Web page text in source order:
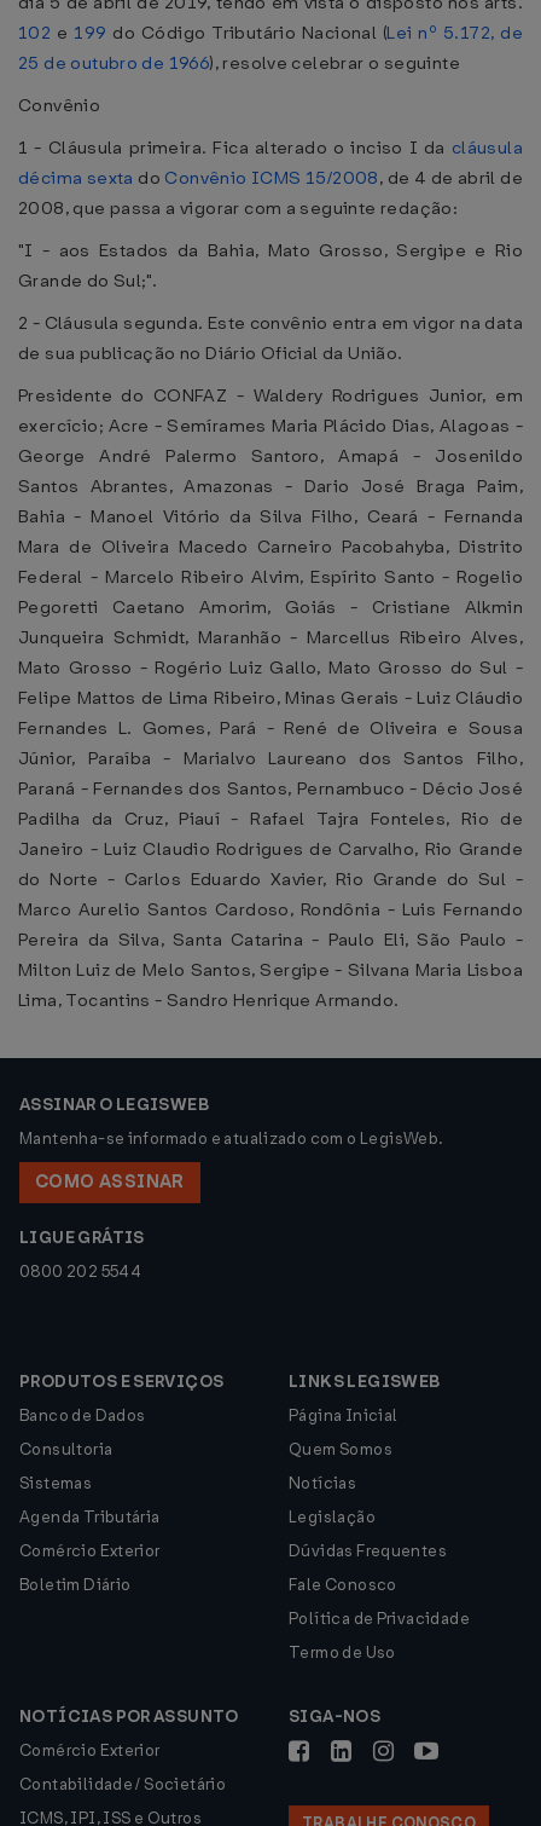
102 e 199 do Código Tributário Nacional (Lei nº 5.172, de
25 de outubro de 1966), resolve celebrar o seguinte
Convênio
1 - Cláusula primeira. Fica alterado o inciso I da cláusula
décima sexta do Convênio ICMS 15/2008, de 4 de abril de
2008, que passa a vigorar com a seguinte redação:
"I - aos Estados da Bahia, Mato Grosso, Sergipe e Rio
Grande do Sul;".
2 - Cláusula segunda. Este convênio entra em vigor na data
de sua publicação no Diário Oficial da União.
Presidente do CONFAZ - Waldery Rodrigues Junior, em
exercício; Acre - Semírames Maria Plácido Dias, Alagoas -
George André Palermo Santoro, Amapá - Josenildo
Santos Abrantes, Amazonas - Dario José Braga Paim,
Bahia - Manoel Vitório da Silva Filho, Ceará - Fernanda
Mara de Oliveira Macedo Carneiro Pacobahyba, Distrito
Federal - Marcelo Ribeiro Alvim, Espírito Santo - Rogelio
Pegoretti Caetano Amorim, Goiás - Cristiane Alkmin
Junqueira Schmidt, Maranhão - Marcellus Ribeiro Alves,
Mato Grosso - Rogério Luiz Gallo, Mato Grosso do Sul -
Felipe Mattos de Lima Ribeiro, Minas Gerais - Luiz Cláudio
Fernandes L. Gomes, Pará - René de Oliveira e Sousa
Júnior, Paraíba - Marialvo Laureano dos Santos Filho,
Paraná - Fernandes dos Santos, Pernambuco - Décio José
Padilha da Cruz, Piauí - Rafael Tajra Fonteles, Rio de
Janeiro - Luiz Claudio Rodrigues de Carvalho, Rio Grande
do Norte - Carlos Eduardo Xavier, Rio Grande do Sul -
Marco Aurelio Santos Cardoso, Rondônia - Luis Fernando
Pereira da Silva, Santa Catarina - Paulo Eli, São Paulo -
Milton Luiz de Melo Santos, Sergipe - Silvana Maria Lisboa
Lima, Tocantins - Sandro Henrique Armando.
ASSINAR O LEGISWEB
Mantenha-se informado e atualizado com o LegisWeb.
COMO ASSINAR
LIGUE GRÁTIS
0800 202 5544
PRODUTOS E SERVIÇOS
Banco de Dados
Consultoria
Sistemas
Agenda Tributária
Comércio Exterior
Boletim Diário
LINKS LEGISWEB
Página Inicial
Quem Somos
Notícias
Legislação
Dúvidas Frequentes
Fale Conosco
Política de Privacidade
Termo de Uso
NOTÍCIAS POR ASSUNTO
Comércio Exterior
Contabilidade / Societário
ICMS, IPI, ISS e Outros
SIGA-NOS